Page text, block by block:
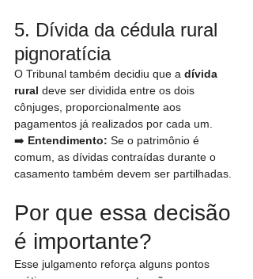
5. Dívida da cédula rural
pignoratícia
O Tribunal também decidiu que a dívida
rural deve ser dividida entre os dois
cônjuges, proporcionalmente aos
pagamentos já realizados por cada um.
➡️ Entendimento: Se o patrimônio é
comum, as dívidas contraídas durante o
casamento também devem ser partilhadas.
Por que essa decisão
é importante?
Esse julgamento reforça alguns pontos